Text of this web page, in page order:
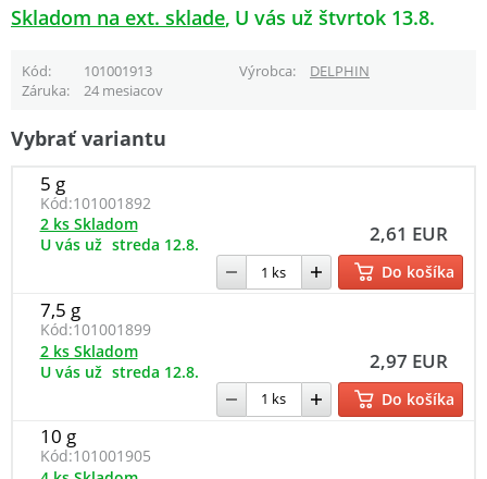
Skladom na ext. sklade U vás už štvrtok 13.8.
Kód 101001913 Výrobca
DELPHIN
Záruka
24 mesiacov
Vybrať variantu
5 g
Kód:101001892
2,61 EUR
2 ks Skladom
U vás už streda 12.8.
Do košíka
7,5 g
Kód:101001899
2,97 EUR
2 ks Skladom
U vás už streda 12.8.
Do košíka
10 g
Kód:101001905